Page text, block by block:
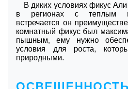
В диких условиях фикус
в регионах с теплым
встречается он
комнатный фикус был
пышным, ему нужно
условия для роста,
природными.
ОСВЕЩЕННОСТЬ